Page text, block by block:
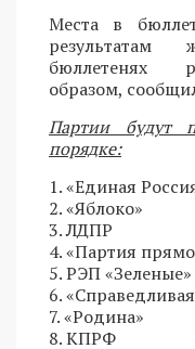
Места в
результатам
бюллетенях
образом,
Партии будут
порядке:
1. «Единая
2. «Яблоко»
3. ЛДПР
4. «Партия
5. РЭП «Зеленые»
6.
7. «Родина»
8. КПРФ